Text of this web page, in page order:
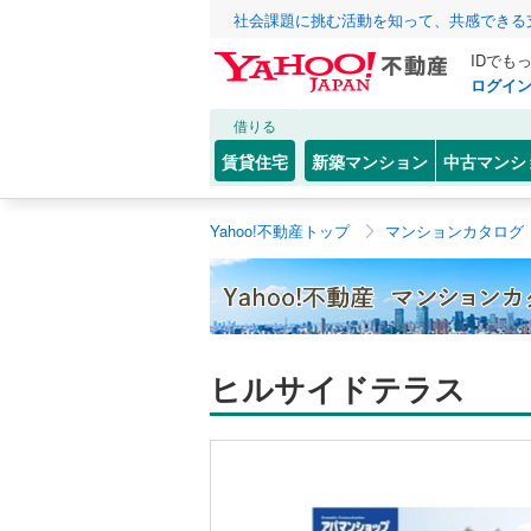
社会課題に挑む活動を知って、共感でき
IDでも
ログイン
借りる
賃貸住宅 新築マンション 中古マンシ
Yahoo!不動産トップ マンションカタログ
ヒルサイドテラス